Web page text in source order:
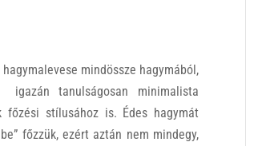
mindössze hagymából,
tanulságosan minimalista
főzési stílusához is. Édes hagymát
főzzük, ezért aztán nem mindegy,